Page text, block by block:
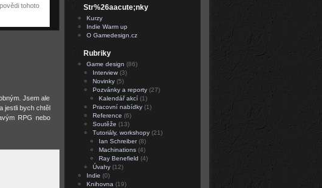
tohoto
Jsem ale
jestli bych chtěl
RPG nebo
Str%26aacute;nky
Kurzy
Indie Warm up
O Gamedesign.cz
Rubriky
Game design (86)
Interview(3)
Novinky(5)
Pozvánky a reporty(27)
Kalendář akcí(1)
Pracovní nabídky(1)
Reference (6)
Soutěže (13)
Tutoriály, workshopy(21)
Ian Schreiber(8)
Machinations(4)
Ray Benefield (4)
Úvahy(12)
Indie (0)
Knihovna(19)